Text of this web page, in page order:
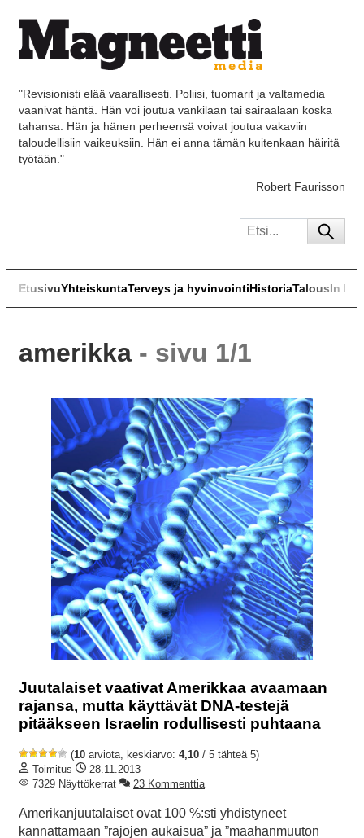
"Revisionisti elää vaarallisesti. Poliisi, tuomarit ja valtamedia
vaanivat häntä. Hän voi joutua vankilaan tai sairaalaan koska
tahansa. Hän ja hänen perheensä voivat joutua vakaviin
taloudellisiin vaikeuksiin. Hän ei anna tämän kuitenkaan häiritä
työtään."
Robert Faurisson
EtusivuYhteiskuntaTerveys ja hyvinvointiHistoriaTalousIn
amerikka - sivu 1/1
Juutalaiset vaativat Amerikkaa avaamaan
rajansa, mutta käyttävät DNA-testejä
pitääkseen Israelin rodullisesti puhtaana
(10 arviota, keskiarvo: 4,10 / 5 tähteä 5)
Toimitus
28.11.2013
7329 Näyttökerrat
23 Kommenttia
Amerikanjuutalaiset ovat 100 %:sti yhdistyneet
kannattamaan ”rajojen aukaisua” ja ”maahanmuuton